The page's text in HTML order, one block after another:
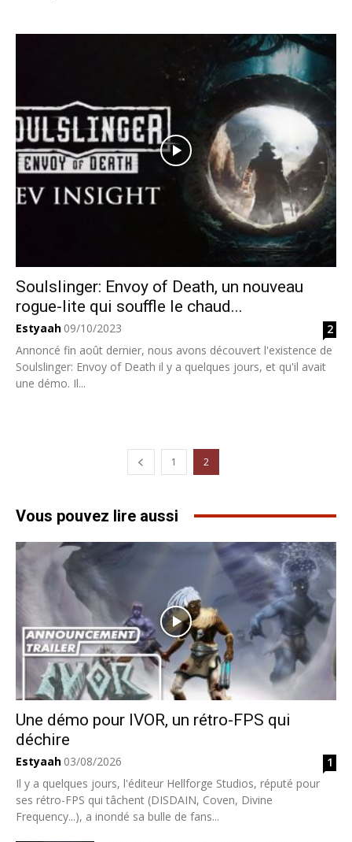
Soulslinger: Envoy of Death, un nouveau
rogue-lite qui souffle le chaud...
Estyaah 09/10/2023
2
Annoncé fin août dernier, nous avons découvert l'existence de
Soulslinger: Envoy of Death il y a quelques jours, et qu'il avait
une démo. Il...
1 2
Vous pouvez lire aussi
Une démo pour IVOR, un rétro-FPS qui
déchire
Estyaah 03/08/2026
1
Il y a quelques jours, l'éditeur Hellforge Studios, réputé pour
ses rétro-FPS qui tâchent (DISDAIN, Coven, Divine
Frequency...), a inondé sa bulle de fans...